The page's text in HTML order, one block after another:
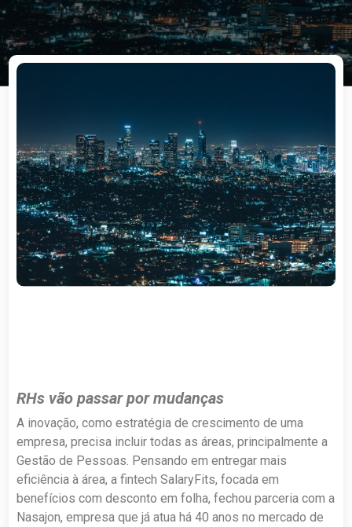
RHs vão passar por mudanças
A inovação, como estratégia de crescimento de uma
empresa, precisa incluir todas as áreas, principalmente a
Gestão de Pessoas. Pensando em entregar mais
eficiência à área, a fintech SalaryFits, focada em
benefícios com desconto em folha, fechou parceria com a
Nasajon, empresa que já atua há 40 anos no mercado de